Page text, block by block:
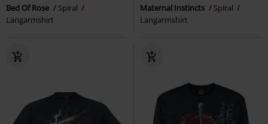
Bed Of Rose
Spiral
Langarmshirt
Maternal Instincts
Spiral
Langarmshirt